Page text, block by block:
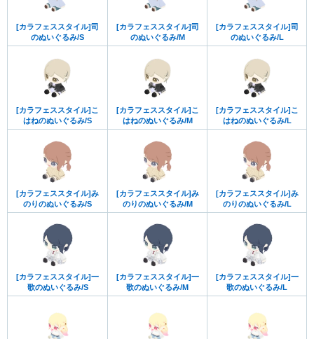
[カラフェススタイル]司
のぬいぐるみ/S
[カラフェススタイル]司
のぬいぐるみ/M
[カラフェススタイル]司
のぬいぐるみ/L
[カラフェススタイル]こ
はねのぬいぐるみ/S
[カラフェススタイル]こ
はねのぬいぐるみ/M
[カラフェススタイル]こ
はねのぬいぐるみ/L
[カラフェススタイル]み
のりのぬいぐるみ/S
[カラフェススタイル]み
のりのぬいぐるみ/M
[カラフェススタイル]み
のりのぬいぐるみ/L
[カラフェススタイル]一
歌のぬいぐるみ/S
[カラフェススタイル]一
歌のぬいぐるみ/M
[カラフェススタイル]一
歌のぬいぐるみ/L